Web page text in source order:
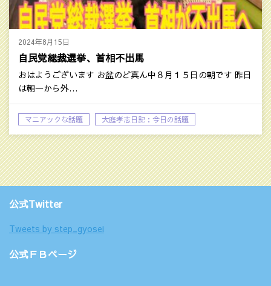
2024年8月15日
自民党総裁選挙、首相不出馬
おはようございます お盆のど真ん中８月１５日の朝です 昨日
は朝一から外…
マニアックな話題 大庭孝志日記：今日の話題
公式Twitter
Tweets by step_gyosei
公式ＦＢページ